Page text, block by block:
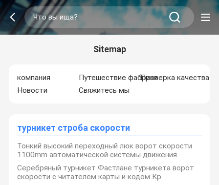
Sitemap
компания Путешествие фабрикиПроверка качества
Новости
Свяжитесь мы
турникет строба скорости
Тонкий высокий переходный люк ворот скорости
1100mm автоматической системы движения
Серебряный турникет Фастлане турникета ворот
скорости с читателем карты и кодом Кр